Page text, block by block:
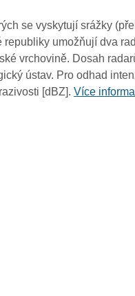
se vyskytují srážky
umožňují dva
vrchovině. Dosah
ústav. Pro odhad
[dBZ].Více